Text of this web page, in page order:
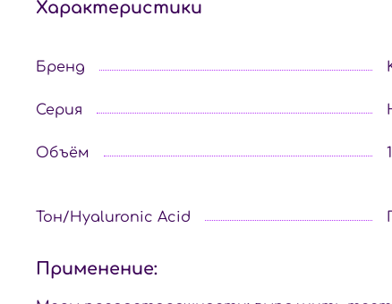
Характеристики
Бренд
Серия
Объём
Тон/Hyaluronic Acid
Применение: